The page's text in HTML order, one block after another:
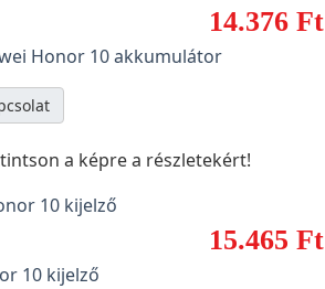
14.376 Ft
Honor 10 akkumulátor
a képre a részletekért!
15.465 Ft
10 kijelző